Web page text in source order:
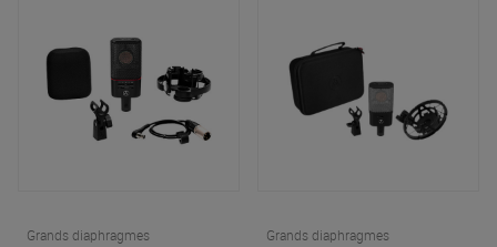
Grands diaphragmes Grands diaphragmes